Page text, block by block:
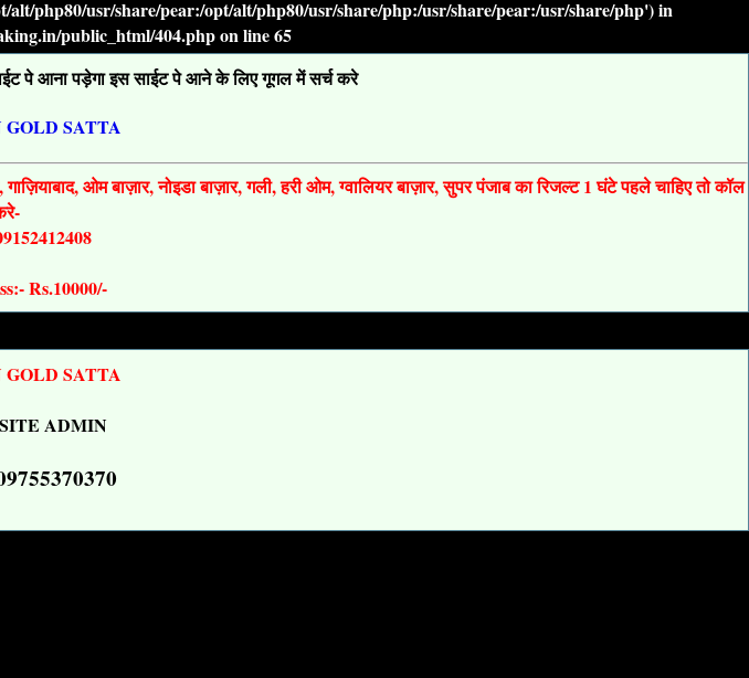
php80/usr/share/pear:/opt/alt/php80/usr/share/php:/usr/share/pear:/usr/share/php') in
public_html/404.phpon line65
पे आना पड़ेगा इस साईट पे आने के लिए गूगल में सर्च करे
SATTA
ओम बाज़ार, नोइडा बाज़ार, गली, हरी ओम, ग्वालियर बाज़ार, सुपर पंजाब का रिजल्ट 1 घंटे पहले चाहिए तो कॉल
Rs.10000/-
SATTA
ADMIN